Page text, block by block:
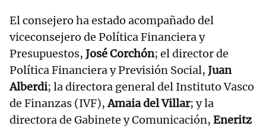
El consejero ha estado acompañado del
viceconsejero de Política Financiera y
Presupuestos, José Corchón; el director de
Política Financiera y Previsión Social, Juan
Alberdi; la directora general del Instituto Vasco
de Finanzas (IVF),Amaia del Villar; y la
directora de Gabinete y Comunicación, Eneritz